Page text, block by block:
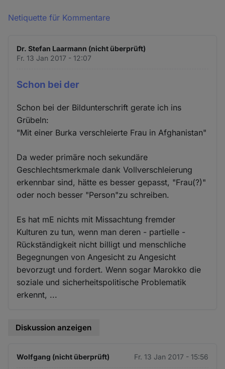
Netiquette für Kommentare
Dr. Stefan Laarmann (nicht überprüft)
Fr. 13 Jan 2017 - 12:07
Schon bei der
Schon bei der Bildunterschrift gerate ich ins
Grübeln:
"Mit einer Burka verschleierte Frau in Afghanistan"
Da weder primäre noch sekundäre
Geschlechtsmerkmale dank Vollverschleierung
erkennbar sind, hätte es besser gepasst, "Frau(?)"
oder noch besser "Person"zu schreiben.
Es hat mE nichts mit Missachtung fremder
Kulturen zu tun, wenn man deren - partielle -
Rückständigkeit nicht billigt und menschliche
Begegnungen von Angesicht zu Angesicht
bevorzugt und fordert. Wenn sogar Marokko die
soziale und sicherheitspolitische Problematik
erkennt, ...
Diskussion anzeigen
Wolfgang (nicht überprüft) Fr. 13 Jan 2017 - 15:56